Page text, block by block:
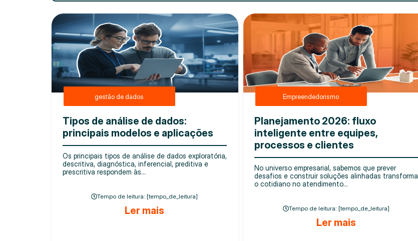
gestão de dados
Tipos de análise de dados:
principais modelos e aplicações
Os principais tipos de análise de dados exploratória,
descritiva, diagnóstica, inferencial, preditiva e
prescritiva respondem às...
Tempo de leitura: [tempo_de_leitura]
Ler mais
Empreendedorismo
Planejamento 2026: fluxo
inteligente entre equipes,
processos e clientes
No universo empresarial, sabemos que prever
desafios e construir soluções alinhadas transforma
o cotidiano no atendimento...
Tempo de leitura: [tempo_de_leitura]
Ler mais